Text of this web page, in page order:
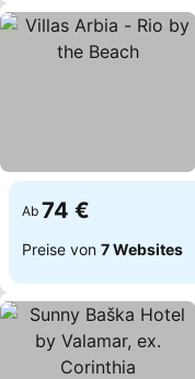
Ab 74 €
Preise von 7 Websites